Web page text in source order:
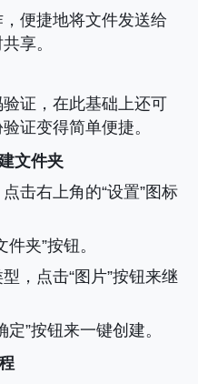
便捷地将文件发送给
享。
证，在此基础上还可
证变得简单便捷。
文件夹
击右上角的“设置”图标
夹”按钮。
，点击“图片”按钮来继
”按钮来一键创建。